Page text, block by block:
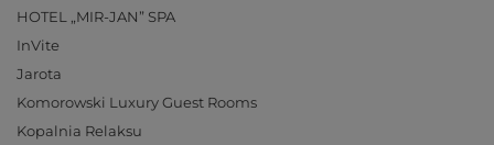
HOTEL „MIR-JAN” SPA
InVite
Jarota
Komorowski Luxury Guest Rooms
Kopalnia Relaksu